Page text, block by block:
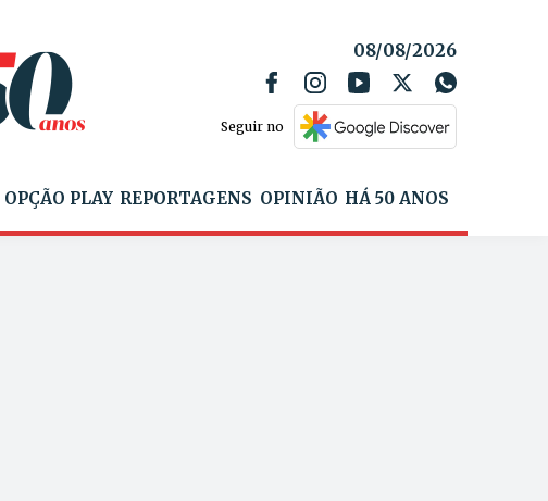
08/08/2026
Seguir no
OPÇÃO PLAY REPORTAGENS OPINIÃO HÁ 50 ANOS